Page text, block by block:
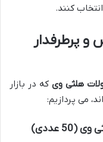
کنند.
و پرطرفدار
هلثی وی که در بازار
می پردازیم: